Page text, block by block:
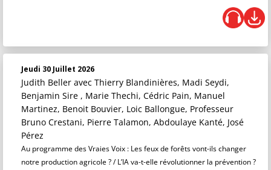
Jeudi 30 Juillet 2026
Judith Beller avec Thierry Blandinières, Madi Seydi,
Benjamin Sire , Marie Thechi, Cédric Pain, Manuel
Martinez, Benoit Bouvier, Loic Ballongue, Professeur
Bruno Crestani, Pierre Talamon, Abdoulaye Kanté, José
Pérez
Au programme des Vraies Voix : Les feux de forêts vont-ils changer
notre production agricole ? / L’IA va-t-elle révolutionner la prévention ?